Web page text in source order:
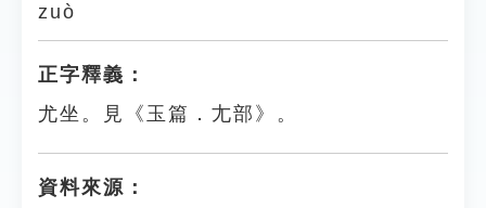
zuò
正字釋義：
尤坐。見《玉篇．尢部》。
資料來源：